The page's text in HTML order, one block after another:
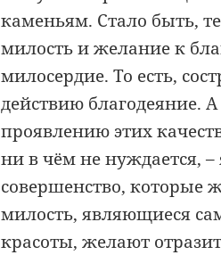
каменьям. Стало быть,
милость и желание к
милосердие. То есть,
действию благодеяние.
проявлению этих
ни в чём не нуждается, –
совершенство, которые
милость, являющиеся
красоты, желают